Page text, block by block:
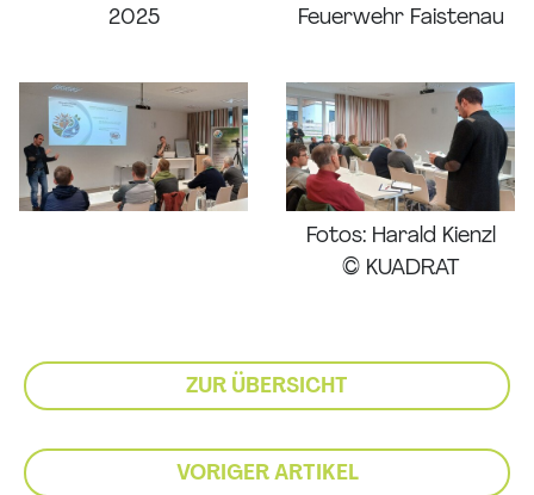
2025
Feuerwehr Faistenau
Fotos: Harald Kienzl
© KUADRAT
ZUR ÜBERSICHT
VORIGER ARTIKEL